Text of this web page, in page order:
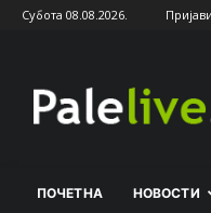
Субота 08.08.2026.
ПОЧЕТНА НОВОСТИ